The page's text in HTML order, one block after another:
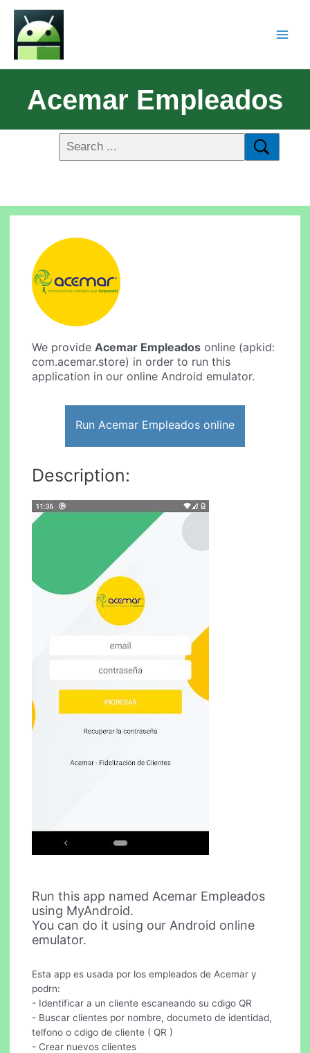
Acemar Empleados
We provideAcemar Empleados online (apkid:
com.acemar.store) in order to run this
application in our online Android emulator.
Run Acemar Empleados online
Description:
Run this app named Acemar Empleados
using MyAndroid.
You can do it using our Android online
emulator.
Esta app es usada por los empleados de Acemar y
podrn:
- Identificar a un cliente escaneando su cdigo QR
- Buscar clientes por nombre, documeto de identidad,
telfono o cdigo de cliente ( QR )
- Crear nuevos clientes